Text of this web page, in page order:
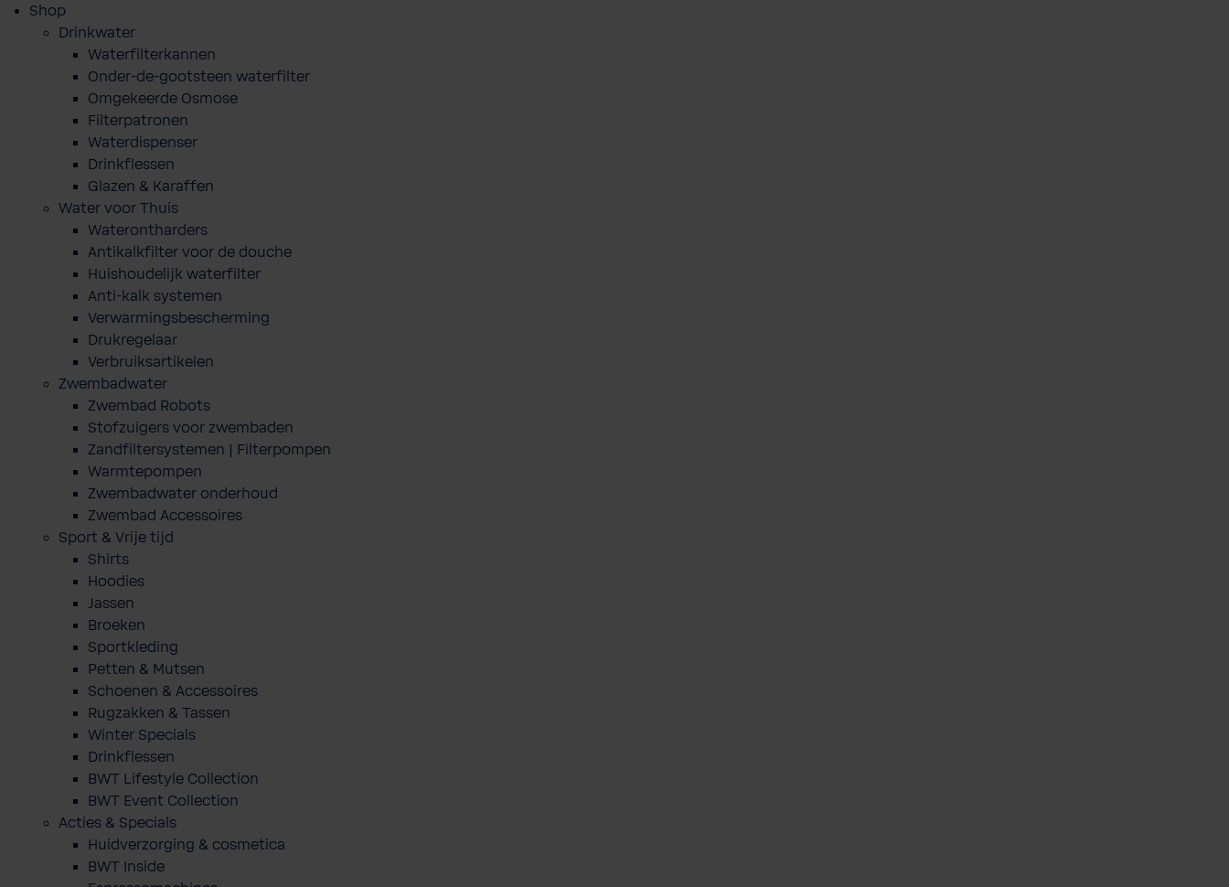
Shop
Drinkwater
Waterfilterkannen
Onder-de-gootsteen waterfilter
Omgekeerde Osmose
Filterpatronen
Waterdispenser
Drinkflessen
Glazen & Karaffen
Water voor Thuis
Waterontharders
Antikalkfilter voor de douche
Huishoudelijk waterfilter
Anti-kalk systemen
Verwarmingsbescherming
Drukregelaar
Verbruiksartikelen
Zwembadwater
Zwembad Robots
Stofzuigers voor zwembaden
Zandfiltersystemen | Filterpompen
Warmtepompen
Zwembadwater onderhoud
Zwembad Accessoires
Sport & Vrije tijd
Shirts
Hoodies
Jassen
Broeken
Sportkleding
Petten & Mutsen
Schoenen & Accessoires
Rugzakken & Tassen
Winter Specials
Drinkflessen
BWT Lifestyle Collection
BWT Event Collection
Acties & Specials
Huidverzorging & cosmetica
BWT Inside